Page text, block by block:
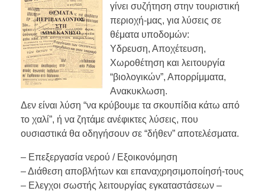
γίνει συζήτηση στην τουριστική
περιοχή-μας, για λύσεις σε
θέματα υποδομών:
Υδρευση, Αποχέτευση,
Χωροθέτηση και λειτουργία
“βιολογικών”, Απορρίμματα,
Ανακυκλωση.
Δεν είναι λύση “να κρύβουμε τα σκουπίδια κάτω από
το χαλί”, ή να ζητάμε ανέφικτες λύσεις, που
ουσιαστικά θα οδηγήσουν σε “δήθεν” αποτελέσματα.
– Επεξεργασία νερού / Εξοικονόμηση
– Διάθεση αποβλήτων και επαναχρησιμοποίησή-τους
– Ελεγχοι σωστής λειτουργίας εγκαταστάσεων –